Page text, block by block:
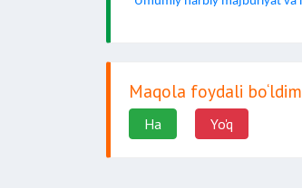
Maqola foydali
Ha Yo'q